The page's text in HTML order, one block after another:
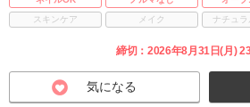
スキンケア
メイク ナチュラ
締切：2026年8月31日(月)
気になる